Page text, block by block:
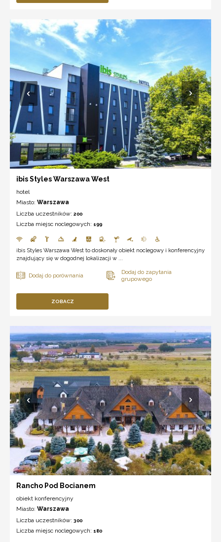
ibis Styles Warszawa West
hotel
Miasto: Warszawa
Liczba uczestników: 200
Liczba miejsc noclegowych: 199
ibis Styles Warszawa West to doskonały obiekt noclegowy i konferencyjny
znajdujący się w dogodnej lokalizacji w ...
ZOBACZ
Rancho Pod Bocianem
obiekt konferencyjny
Miasto: Warszawa
Liczba uczestników: 300
Liczba miejsc noclegowych: 180